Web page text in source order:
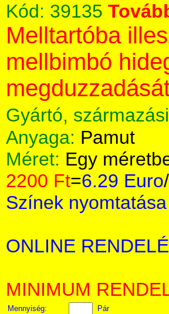
Kód: 39135
Melltartóba
mellbimbó
Gyártó,
Anyaga: Pamut
Méret: Egy
2200 Ft=6.29 Euro
Színek nyomtatása
ONLINE
MINIMUM
Mennyiség:
Pár